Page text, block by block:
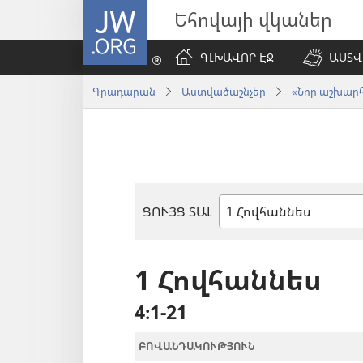
JW.ORG Եհովայի վկաներ
ԳԼԽԱՎՈՐ ԷՋ
Գրադարան Աստվածաշնչեր «Նոր
ՑՈՒՅՑ ՏԱԼ
Աստվածաշնչյան
1 Հովհաննես
4։1-21
ԲՈՎԱՆԴԱԿՈՒԹՅՈՒՆ